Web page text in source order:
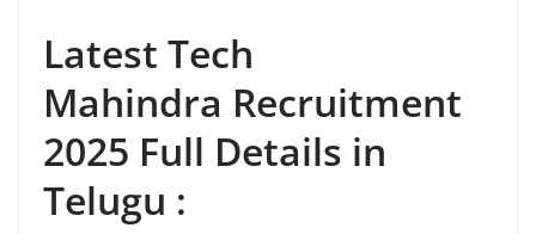
Latest Tech
Mahindra Recruitment
2025 Full Details in
Telugu :